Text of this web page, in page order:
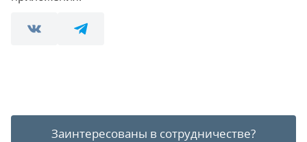
Заинтересованы в сотрудничестве?